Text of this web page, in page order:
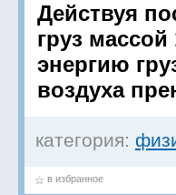
Действуя
груз
энергию
воздуха
категория:
в избранное